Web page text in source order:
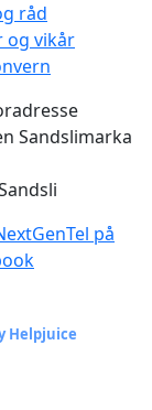
råd
og vikår
Sandslimarka
på
Helpjuice